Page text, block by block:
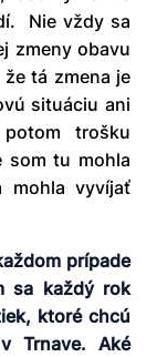
Nie vždy sa
zmeny obavu
tá zmena je
situáciu ani
trošku
som tu mohla
vyvíjať
prípade
sa každý rok
ktoré chcú
Trnave. Aké